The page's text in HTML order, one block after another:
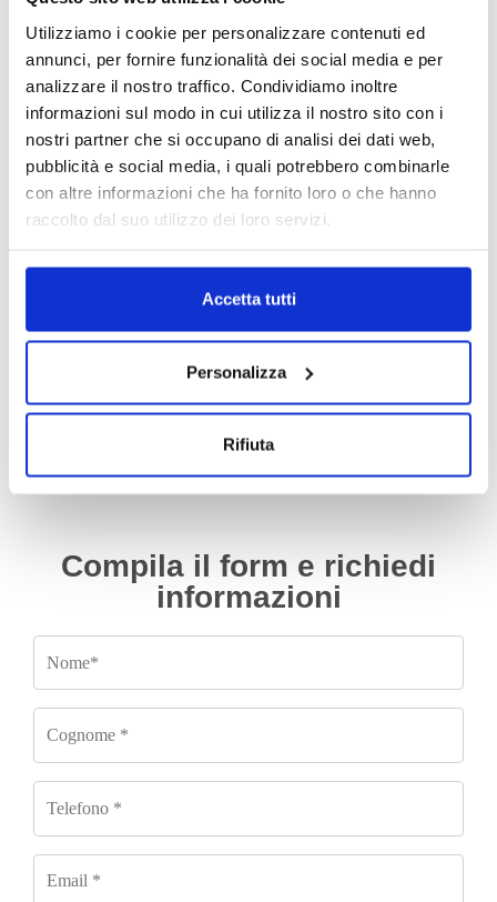
Utilizziamo i cookie per personalizzare contenuti ed
annunci, per fornire funzionalità dei social media e per
analizzare il nostro traffico. Condividiamo inoltre
informazioni sul modo in cui utilizza il nostro sito con i
nostri partner che si occupano di analisi dei dati web,
pubblicità e social media, i quali potrebbero combinarle
con altre informazioni che ha fornito loro o che hanno
raccolto dal suo utilizzo dei loro servizi.
Accetta tutti
Personalizza
Rifiuta
Motore BMW Z4 2000/2003
Da 400.00€ IVA esclusa
Motore Volkswagen Polo BNM
Motore Volkswagen Polo BKY
Compila il form e richiedi
informazioni